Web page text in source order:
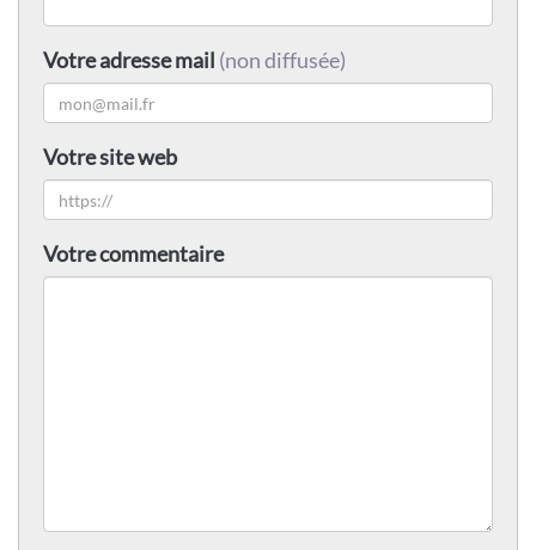
Votre adresse mail (non diffusée)
Votre site web
Votre commentaire